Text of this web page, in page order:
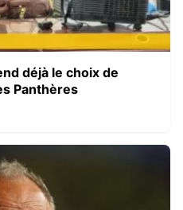
déjà le choix de
Panthères